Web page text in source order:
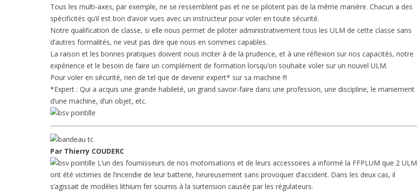
Tous les multi-axes, par exemple, ne se ressemblent pas et ne se pilotent pas de la même manière. Chacun a des
spécificités qu’il est bon d’avoir vues avec un instructeur pour voler en toute sécurité.
Notre qualification de classe, si elle nous permet de piloter administrativement tous les ULM de cette classe sans
d’autres formalités, ne veut pas dire que nous en sommes capables.
La raison et les bonnes pratiques doivent nous inciter à de la prudence, et à une réflexion sur nos capacités, notre
expérience et le besoin de faire un complément de formation lorsqu’on souhaite voler sur un nouvel ULM.
Pour voler en sécurité, rien de tel que de devenir expert* sur sa machine !!!
*Expert : Qui a acquis une grande habileté, un grand savoir-faire dans une profession, une discipline, le maniement
d’une machine, d’un objet, etc.
Par Thierry COUDERC
L’un des fournisseurs de nos motorisations et de leurs accessoires a informé la FFPLUM que 2 ULM
ont été victimes de l’incendie de leur batterie, heureusement sans provoquer d’accident. Dans les deux cas, il
s’agissait de modèles lithium fer soumis à la surtension causée par les régulateurs.